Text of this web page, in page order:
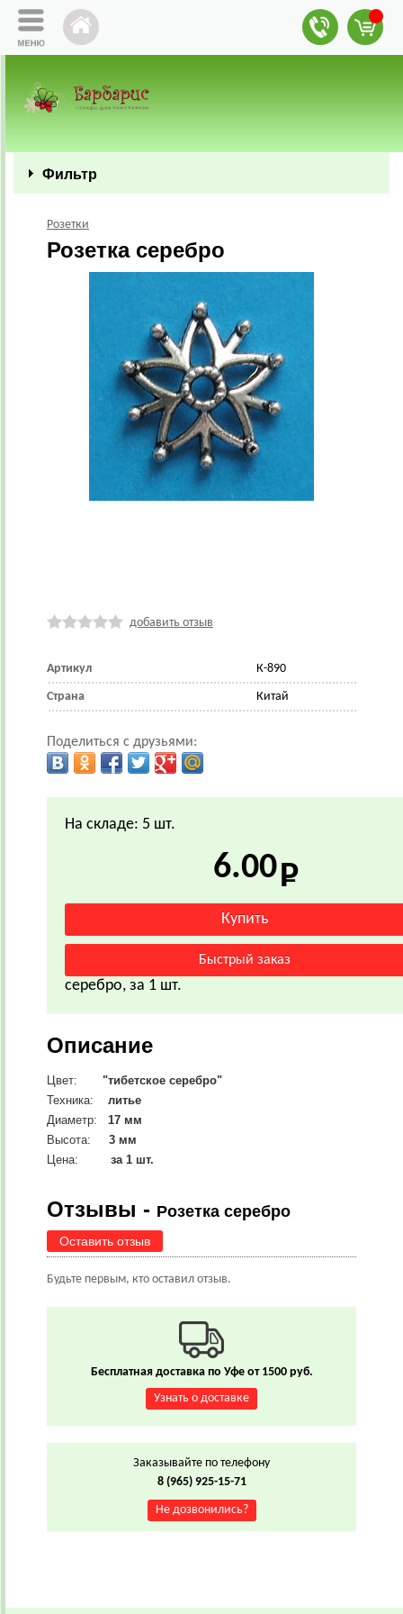
Фильтр
Розетки
Розетка серебро
добавить отзыв
Артикул К-890
Страна Китай
Поделиться с друзьями:
На складе: 5 шт.
6.00
серебро, за 1 шт.
Описание
Цвет:
"тибетское серебро"
Техника: литье
Диаметр: 17 мм
Высота:
3 мм
Цена:
за 1 шт.
Отзывы - Розетка серебро
Оставить отзыв
Будьте первым, кто оставил отзыв.
Бесплатная доставка по Уфе от 1500 руб.
Узнать о доставке
Заказывайте по телефону
8 (965) 925-15-71
Не дозвонились?